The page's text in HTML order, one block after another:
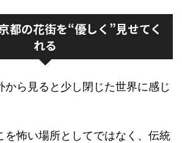
都の花街を“優しく”見せてく
れる
から見ると少し閉じた世界に感じ
を怖い場所としてではなく、伝統